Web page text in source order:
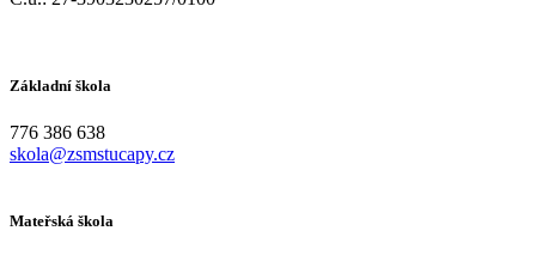
Základní škola
776 386 638
skola@zsmstucapy.cz
Mateřská škola